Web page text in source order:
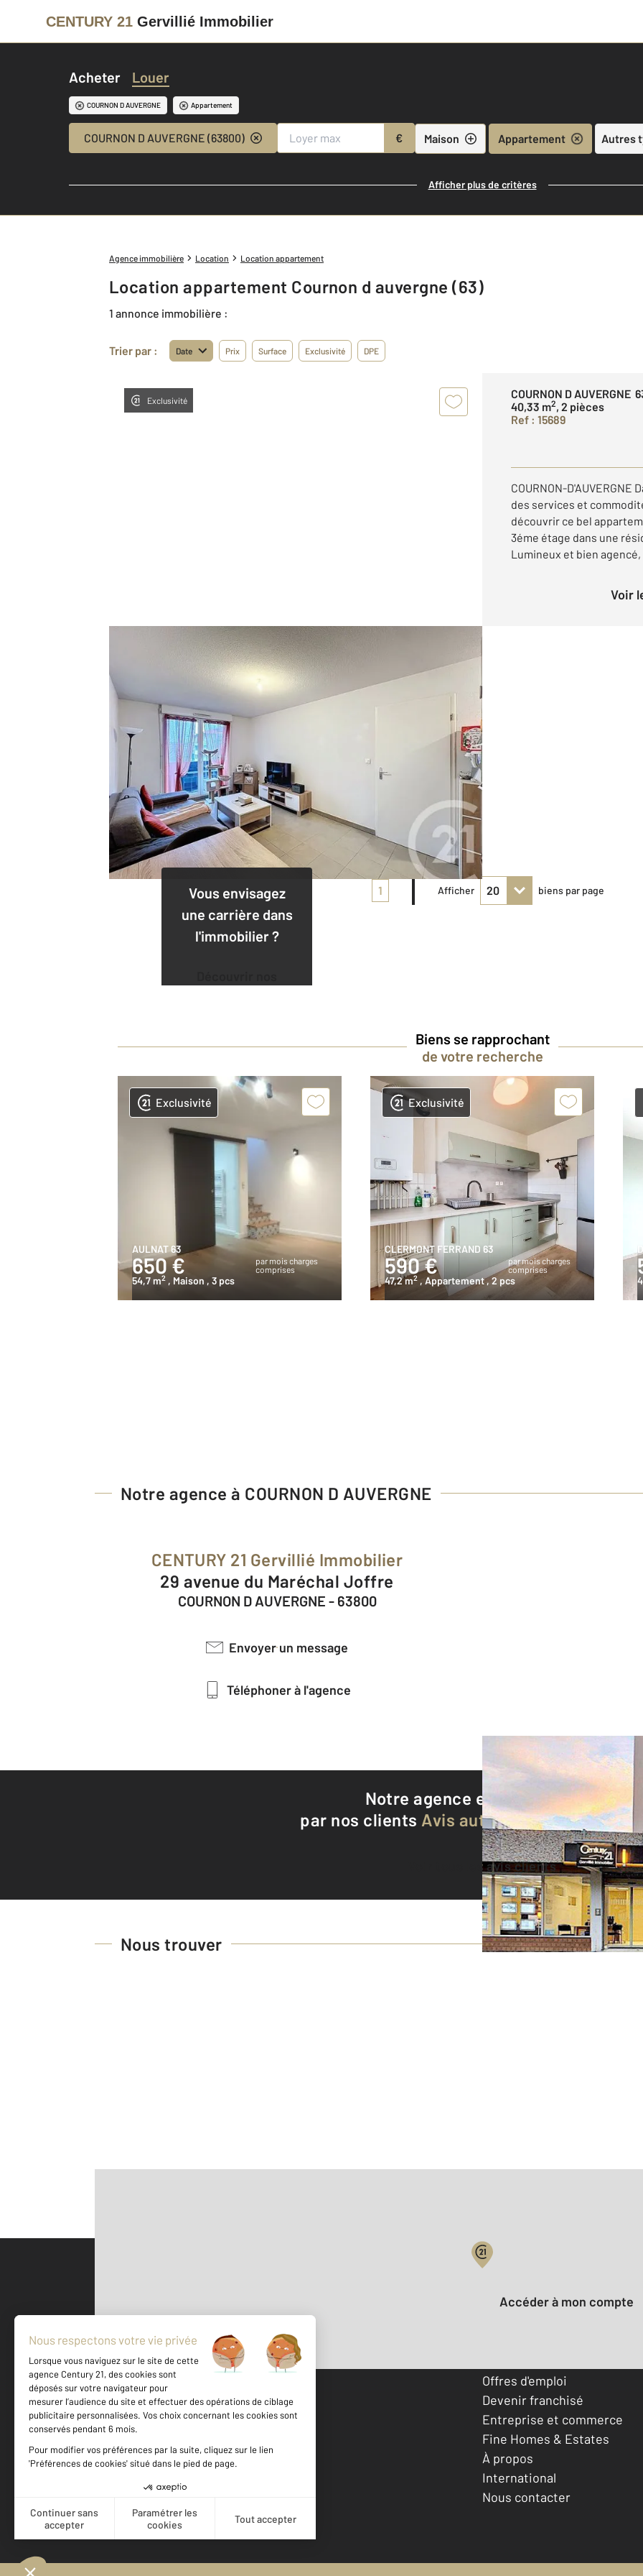
CENTURY 21 Gervillié Immobilier
Acheter Louer
COURNON D AUVERGNE Appartement
COURNON D AUVERGNE (63800) € Maison Appartement Autres
Afficher plus de critères
Agence immobilière Location Location appartement
Location appartement Cournon d auvergne (63)
1 annonce immobilière :
Trier par : Date Prix Surface Exclusivité DPE
Exclusivité
COURNON D AUVERGNE
40,33 m2, 2 pièces
Ref : 15689
COURNON-
des services et
découvrir ce bel
3éme étage dans une
Lumineux et bien agencé,
Voir
Vous envisagez
une carrière dans
l'immobilier ?
1 Afficher biens par page
Biens se rapprochant
de votre recherche
Exclusivité
AULNAT 63
650 €
par mois charges
comprises
54,7 m2 , Maison , 3 pcs
Exclusivité
CLERMONT FERRAND 63
590 €
par mois charges
comprises
47,2 m2 , Appartement, 2 pcs
Notre agence à COURNON D AUVERGNE
CENTURY 21 Gervillié Immobilier
29 avenue du Maréchal Joffre
COURNON D AUVERGNE - 63800
Envoyer un message
Téléphoner à l'agence
Notre agence est notée9,1/10
par nos clients Avis authentifiés par
Voir tous les avis clients
Nous trouver
500 m ©Mappy
Votre compte :
Accéder à mon compte
Votre agence est notée
Achat
Location
Offres d'emploi
Devenir franchisé
Entreprise et commerce
Fine Homes & Estates
À propos
International
Nous contacter